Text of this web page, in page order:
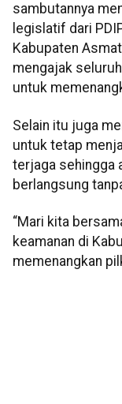
sambutannya
legislatif dari
Kabupaten
mengajak
untuk
Selain itu juga
untuk tetap
terjaga sehingga
berlangsung
“Mari kita
keamanan di
memenangkan